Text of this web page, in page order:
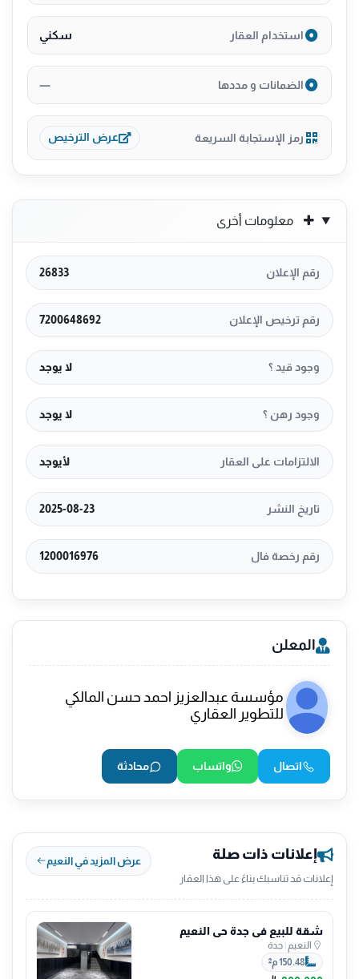
استخدام العقار سكني
الضمانات و مددها —
رمز الإستجابة السريعة عرض الترخيص
معلومات أخرى
رقم الإعلان 26833
رقم ترخيص الإعلان 7200648692
وجود قيد ؟ لا يوجد
وجود رهن ؟ لا يوجد
الالتزامات على العقار لأيوجد
تاريخ النشر 2025-08-23
رقم رخصة فال 1200016976
المعلن
مؤسسة عبدالعزيز احمد حسن المالكي
للتطوير العقاري
اتصال واتساب محادثة
إعلانات ذات صلة
إعلانات قد تناسبك بناءً على هذا العقار
عرض المزيد في النعيم
شقة للبيع في جدة حي النعيم
النعيم | جدة
150.48 م²